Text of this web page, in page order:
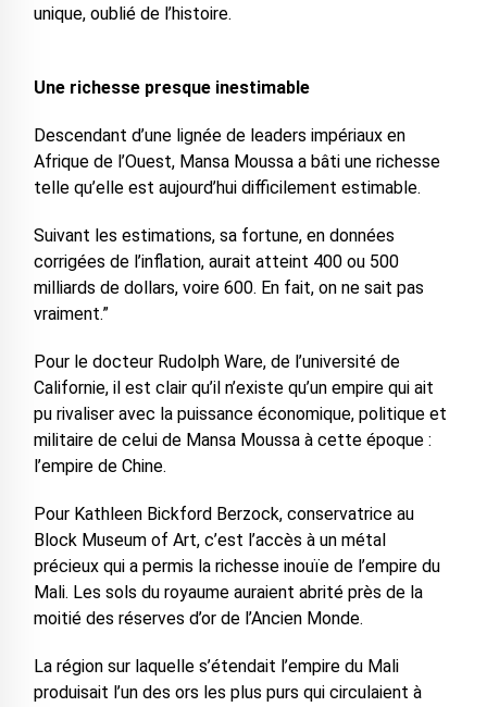
unique, oublié de l’histoire.
Une richesse presque inestimable
Descendant d’une lignée de leaders impériaux en
Afrique de l’Ouest, Mansa Moussa a bâti une richesse
telle qu’elle est aujourd’hui difficilement estimable.
Suivant les estimations, sa fortune, en données
corrigées de l’inflation, aurait atteint 400 ou 500
milliards de dollars, voire 600. En fait, on ne sait pas
vraiment.”
Pour le docteur Rudolph Ware, de l’université de
Californie, il est clair qu’il n’existe qu’un empire qui ait
pu rivaliser avec la puissance économique, politique et
militaire de celui de Mansa Moussa à cette époque :
l’empire de Chine.
Pour Kathleen Bickford Berzock, conservatrice au
Block Museum of Art, c’est l’accès à un métal
précieux qui a permis la richesse inouïe de l’empire du
Mali. Les sols du royaume auraient abrité près de la
moitié des réserves d’or de l’Ancien Monde.
La région sur laquelle s’étendait l’empire du Mali
produisait l’un des ors les plus purs qui circulaient à